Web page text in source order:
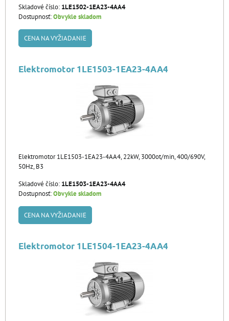
Skladové číslo: 1LE1502-1EA23-4AA4
Dostupnosť:Obvykle skladom
CENA NA VYŽIADANIE
Elektromotor 1LE1503-1EA23-4AA4
Elektromotor 1LE1503-1EA23-4AA4, 22kW, 3000ot/min, 400/690V,
50Hz, B3
Skladové číslo: 1LE1503-1EA23-4AA4
Dostupnosť:Obvykle skladom
CENA NA VYŽIADANIE
Elektromotor 1LE1504-1EA23-4AA4